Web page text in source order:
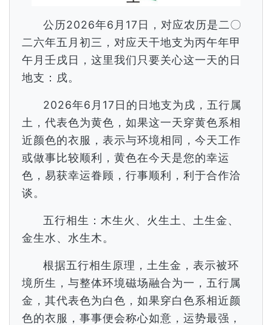
公历2026年6月17日，对应农历是二〇
二六年五月初三，对应天干地支为丙午年甲
午月壬戌日，这里我们只要关心这一天的日
地支：戌。
2026年6月17日的日地支为戌，五行属
土，代表色为黄色，如果这一天穿黄色系相
近颜色的衣服，表示与环境相同，今天工作
或做事比较顺利，黄色在今天是您的幸运
色，易获幸运眷顾，行事顺利，利于合作洽
谈。
五行相生：木生火、火生土、土生金、
金生水、水生木。
根据五行相生原理，土生金，表示被环
境所生，与整体环境磁场融合为一，五行属
金，其代表色为白色，如果穿白色系相近颜
色的衣服，事事便会称心如意，运势最强，